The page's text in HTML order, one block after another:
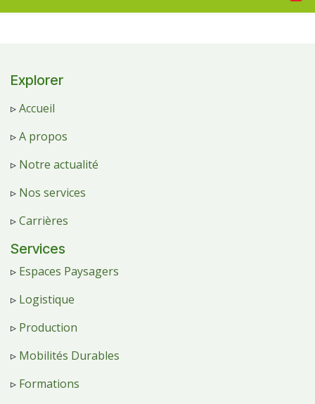
Explorer
▹Accueil
▹A propos
▹ Notre actualité
▹ Nos services
▹Carrières
Services
▹ Espaces Paysagers
▹ Logistique
▹ Production
▹ Mobilités Durables
▹ Formations